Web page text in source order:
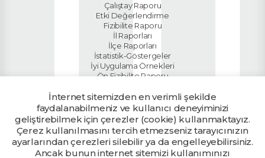
İnternet sitemizden en verimli şekilde
faydalanabilmeniz ve kullanıcı deneyiminizi
geliştirebilmek için çerezler (cookie) kullanmaktayız.
Çerez kullanılmasını tercih etmezseniz tarayıcınızın
ayarlarından çerezleri silebilir ya da engelleyebilirsiniz.
Ancak bunun internet sitemizi kullanımınızı
Çalıştay Raporu
Etki Değerlendirme
Fizibilite Raporu
İl Raporları
İlçe Raporları
İstatistik-Göstergeler
İyi Uygulama Örnekleri
Ön Fizibilite Raporu
Sektör Raporları
Tanıtım Dokümanı
Ülke Raporu
Yatırım Rehberi
Kalkınma Ajanslarının yetkili